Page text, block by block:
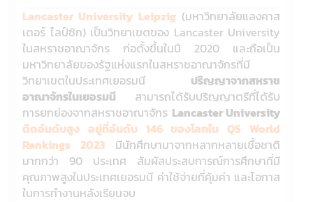
Lancaster University Leipzig(มหาวิทยาลัยแลงคาส
เตอร์ ไลป์ซิก) เป็นวิทยาเขตของ Lancaster University
ในสหราชอาณาจักร ก่อตั้งขึ้นในปี 2020 และถือเป็น
มหาวิทยาลัยของรัฐแห่งแรกในสหราชอาณาจักรที่มี
วิทยาเขตในประเทศเยอรมนี ปริญญาจากสหราช
อาณาจักรในเยอรมนี สามารถได้รับปริญญาตรีที่ได้รับ
การยกย่องจากสหราชอาณาจักร Lancaster University
ติดอันดับสูง อยู่ที่อันดับ 146 ของโลกใน QS World
Rankings 2023 มีนักศึกษามาจากหลากหลายเชื้อชาติ
มากกว่า 90 ประเทศ สัมผัสประสบการณ์การศึกษาที่มี
คุณภาพสูงในประเทศเยอรมนี ค่าใช้จ่ายที่คุ้มค่า และโอกาส
ในการทำงานหลังเรียนจบ